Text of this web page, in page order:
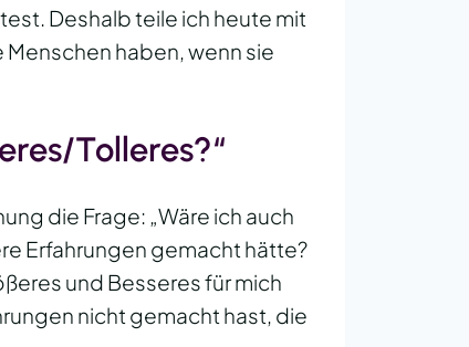
Deshalb teile ich heute mit
haben, wenn sie
Tolleres?“
die Frage: „Wäre ich auch
Erfahrungen gemacht hätte?
und Besseres für mich
nicht gemacht hast, die